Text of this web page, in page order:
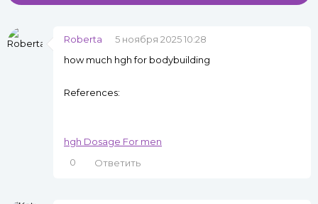
Roberta
5 ноября 2025 10:28
how much hgh for bodybuilding
References:
hgh Dosage For men
0
Ответить